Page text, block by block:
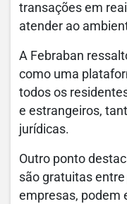
transações em
atender ao
A Febraban
como uma
todos os
e estrangeiros,
jurídicas.
Outro ponto
são gratuitas
empresas, podem